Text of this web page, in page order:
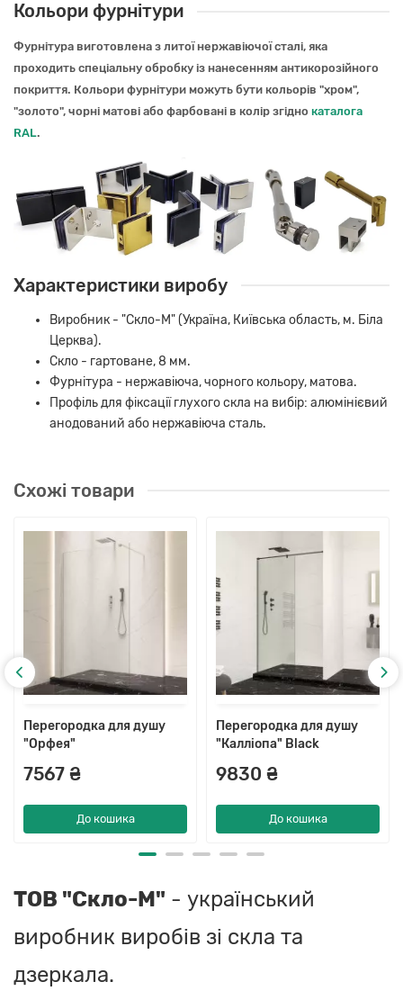
Кольори фурнітури
Фурнітура виготовлена з литої нержавіючої сталі, яка
проходить спеціальну обробку із нанесенням антикорозійного
покриття. Кольори фурнітури можуть бути кольорів "хром",
"золото", чорні матові або фарбовані в колір згідно каталога
RAL.
Характеристики виробу
Виробник - "Скло-М" (Україна, Київська область, м. Біла
Церква).
Скло - гартоване, 8 мм.
Фурнітура - нержавіюча, чорного кольору, матова.
Профіль для фіксації глухого скла на вибір: алюмінієвий
анодований або нержавіюча сталь.
Схожі товари
Перегородка для душу
"Орфея"
7567 ₴
До кошика
Перегородка для душу
"Калліопа" Black
9830 ₴
До кошика
ТОВ "Скло-М" - український
виробник виробів зі скла та
дзеркала.